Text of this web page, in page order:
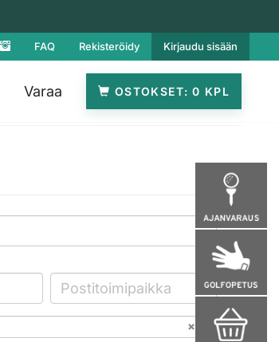
FAQ Rekisteröidy Kirjaudu sisään
0
OSTOKSET
Varaa